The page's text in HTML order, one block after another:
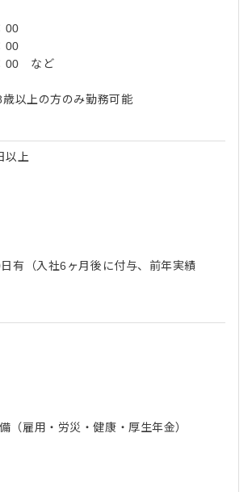
00
00
00 など
以上の方のみ勤務可能
以上
有（入社6ヶ月後に付与、前年実績
（雇用・労災・健康・厚生年金）